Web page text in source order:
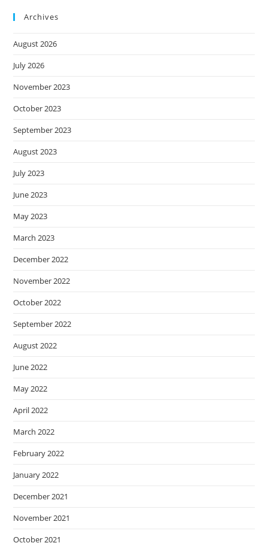
Archives
August 2026
July 2026
November 2023
October 2023
September 2023
August 2023
July 2023
June 2023
May 2023
March 2023
December 2022
November 2022
October 2022
September 2022
August 2022
June 2022
May 2022
April 2022
March 2022
February 2022
January 2022
December 2021
November 2021
October 2021